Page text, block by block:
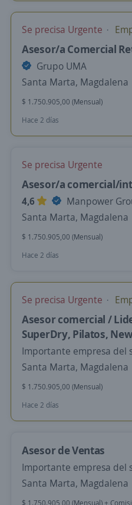
Se precisa Urgente
Asesor/a Comercial
Grupo UMA
Santa Marta, Magdalena
$ 1.750.905,00 (Mensual)
Hace 2 días
Se precisa Urgente
Asesor/a comercial/
4,6
Manpower
Santa Marta, Magdalena
$ 1.750.905,00 (Mensual)
Hace 2 días
Se precisa Urgente
Asesor comercial /
SuperDry, Pilatos,
Importante empresa del
Santa Marta, Magdalena
$ 1.750.905,00 (Mensual)
Hace 2 días
Asesor de Ventas
Importante empresa del
Santa Marta, Magdalena
$ 1.750.905,00 (Mensual) +